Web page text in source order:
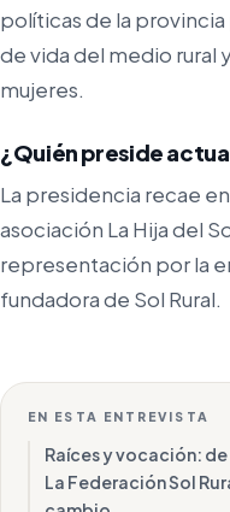
políticas de la provincia
de vida del medio rural
mujeres.
¿Quién preside
La presidencia recae
asociación La Hija del
representación por la
fundadora de Sol Rural.
EN ESTA ENTREVISTA
Raíces y vocación:
La Federación Sol